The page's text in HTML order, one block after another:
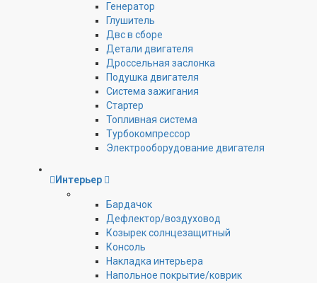
Генератор
Глушитель
Двс в сборе
Детали двигателя
Дроссельная заслонка
Подушка двигателя
Система зажигания
Стартер
Топливная система
Турбокомпрессор
Электрооборудование двигателя
Интерьер
Бардачок
Дефлектор/воздуховод
Козырек солнцезащитный
Консоль
Накладка интерьера
Напольное покрытие/коврик